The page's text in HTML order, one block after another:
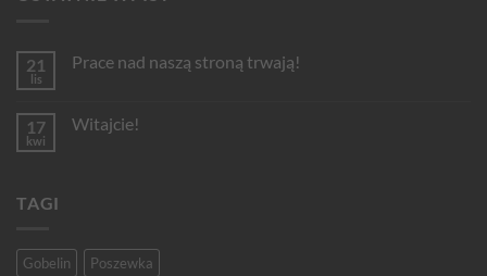
21
lis
Prace nad naszą stroną trwają!
Prace
17
kwi
Witajcie!
TAGI
Gobelin Poszewka